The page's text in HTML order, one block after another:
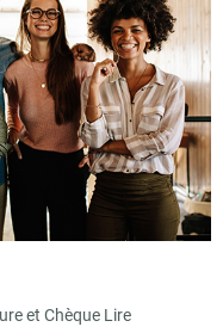
et Chèque Lire